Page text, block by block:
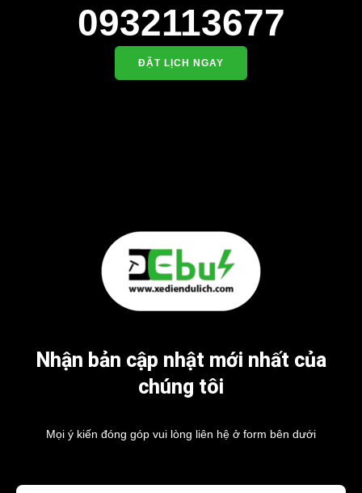
0932113677
ĐẶT LỊCH NGAY
Nhận bản cập nhật mới nhất của
chúng tôi
Mọi ý kiến đóng góp vui lòng liên hệ ở form bên dưới